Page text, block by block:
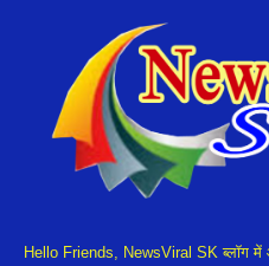
Hello Friends, NewsViral SK ब्लॉग